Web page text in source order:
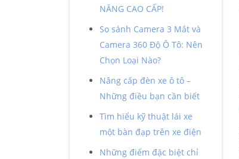
NĂNG CAO CẤP!
So sánh Camera 3 Mắt và
Camera 360 Độ Ô Tô: Nên
Chọn Loại Nào?
Nâng cấp đèn xe ô tô –
Những điều bạn cần biết
Tìm hiểu kỹ thuật lái xe
một bàn đạp trên xe điện
Những điểm đặc biệt chỉ